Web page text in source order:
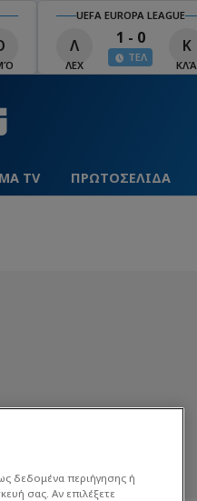
UEFA EUROPA LEAGUE
Λ
ΛΕΧ
1 - 0
ΤΕΛ
Κ
ΚΛΆ
TV ΠΡΩΤΟΣΕΛΙΔΑ
δεδομένα περιήγησης ή
σας. Αν επιλέξετε